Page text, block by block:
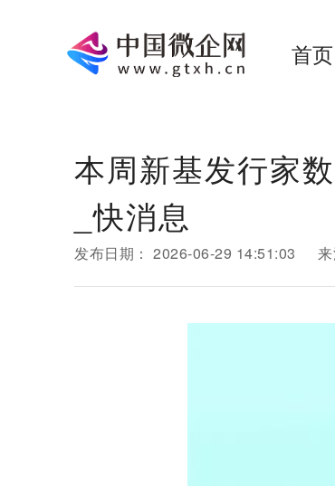
首页
本周新基发行家
_快消息
发布日期： 2026-06-29 14:51:03 来